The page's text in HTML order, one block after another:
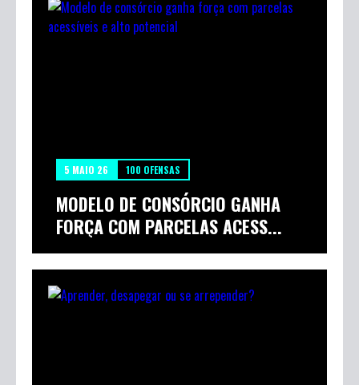
5 MAIO 26 100 OFENSAS
MODELO DE CONSÓRCIO GANHA
FORÇA COM PARCELAS ACESS...